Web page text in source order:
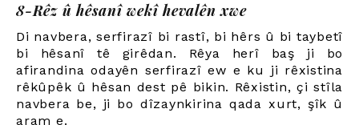
8-Rêz û hêsanî wekî hevalên xwe
Di navbera, serfirazî bi rastî, bi hêrs û bi taybetî
bi hêsanî tê girêdan. Rêya herî baş ji bo
afirandina odayên serfirazî ew e ku ji rêxistina
rêkûpêk û hêsan dest pê bikin. Rêxistin, çi stîla
navbera be, ji bo dîzaynkirina qada xurt, şîk û
aram e.